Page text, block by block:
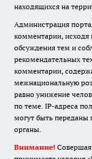
находящихся на
Администрация
комментарии, исходя
обсуждения тем и
рекомендательных
комментарии,
межнациональную
равно унижение
по теме. IP-адреса
могут быть переданы
органы.
Внимание! Совершая